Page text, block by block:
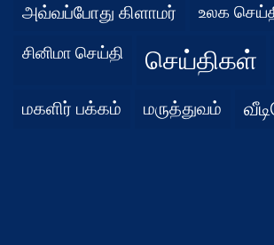
அவ்வப்போது கிளாமர் உலக
சினிமா செய்தி செய்திகள்
மகளிர் பக்கம் மருத்துவம்